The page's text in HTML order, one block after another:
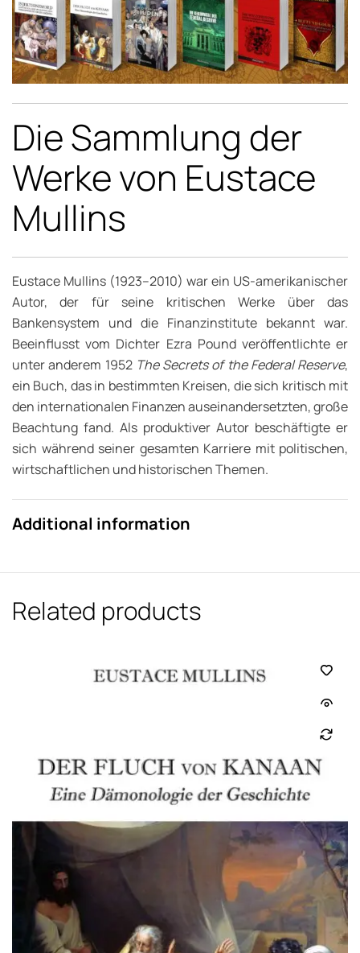
Die Sammlung der
Werke von Eustace
Mullins
Eustace Mullins (1923–2010) war ein US-amerikanischer
Autor, der für seine kritischen Werke über das
Bankensystem und die Finanzinstitute bekannt war.
Beeinflusst vom Dichter Ezra Pound veröffentlichte er
unter anderem 1952 The Secrets of the Federal Reserve,
ein Buch, das in bestimmten Kreisen, die sich kritisch mit
den internationalen Finanzen auseinandersetzten, große
Beachtung fand. Als produktiver Autor beschäftigte er
sich während seiner gesamten Karriere mit politischen,
wirtschaftlichen und historischen Themen.
Additional information
Related products